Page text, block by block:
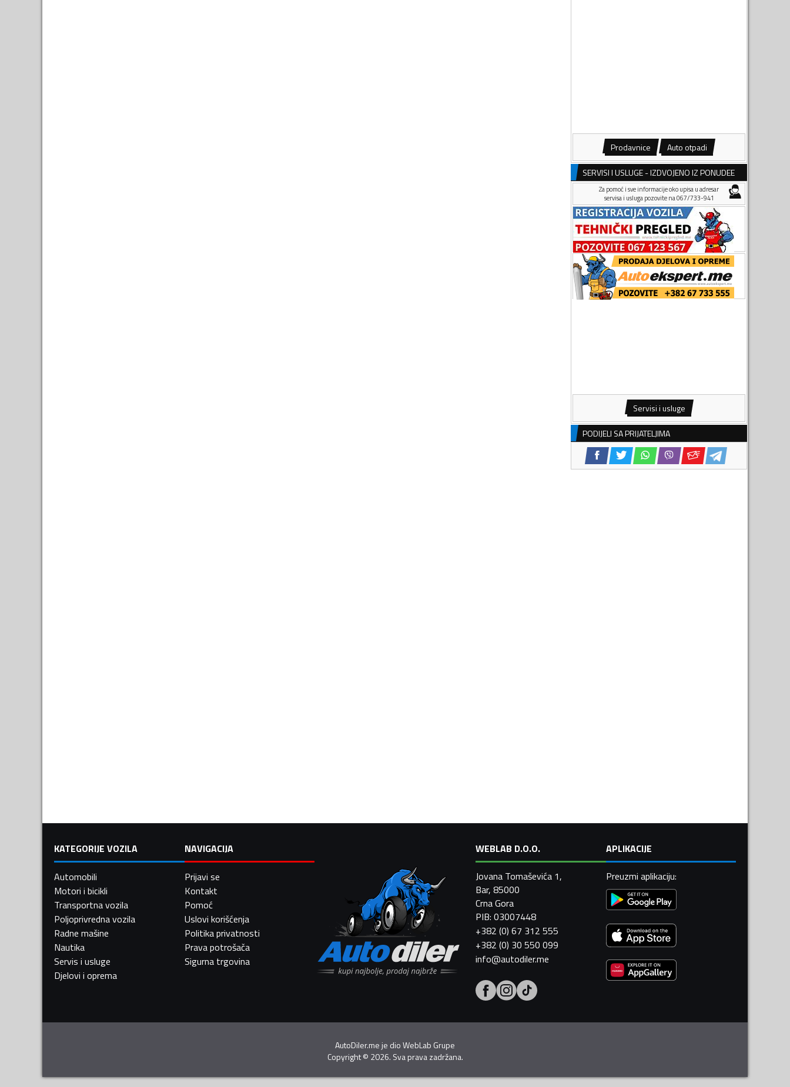
Prodavnice Auto otpadi
SERVISI I USLUGE - IZDVOJENO IZ PONUDEE
Za pomoć i sve informacije oko upisa u adresar
servisa i usluga pozovite na 067/733-941
Servisi i usluge
PODIJELI SA PRIJATELJIMA
KATEGORIJE VOZILA
Automobili
Motori i bicikli
Transportna vozila
Poljoprivredna vozila
Radne mašine
Nautika
Servis i usluge
Djelovi i oprema
NAVIGACIJA
Prijavi se
Kontakt
Pomoć
Uslovi korišćenja
Politika privatnosti
Prava potrošača
Sigurna trgovina
WEBLAB D.O.O.
Jovana Tomaševića 1,
Bar, 85000
Crna Gora
PIB: 03007448
+382 (0) 67 312 555
+382 (0) 30 550 099
info@autodiler.me
APLIKACIJE
Preuzmi aplikaciju:
AutoDiler.me je dioWebLab Grupe
Copyright© 2026. Sva prava zadržana.